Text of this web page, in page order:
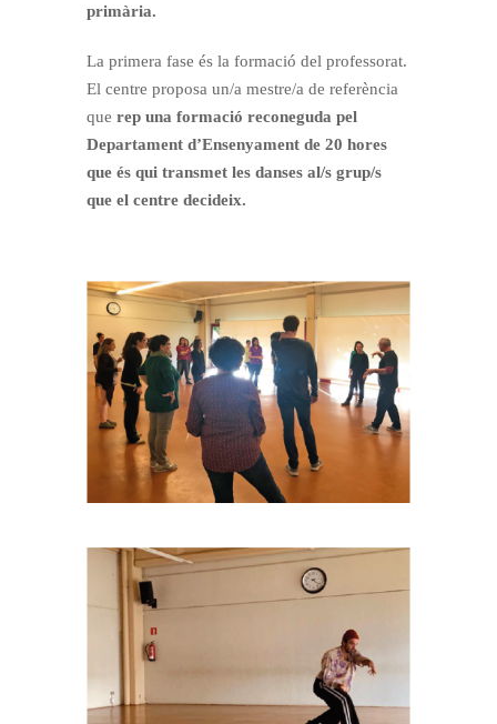
primària.
La primera fase és la formació del professorat.
El centre proposa un/a mestre/a de referència
querep una formació reconeguda pel
Departament d’Ensenyament de 20 hores
que és qui transmet les danses al/s grup/s
que el centre decideix.